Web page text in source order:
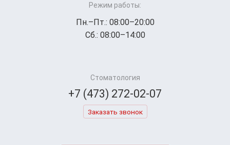
Режим работы:
Пн.–Пт.: 08:00–20:00
Сб.: 08:00–14:00
Стоматология
+7 (473) 272-02-07
Заказать звонок